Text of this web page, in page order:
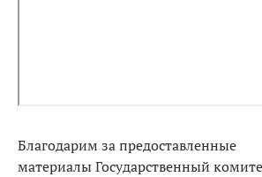
Благодарим за предоставленные
материалы Государственный